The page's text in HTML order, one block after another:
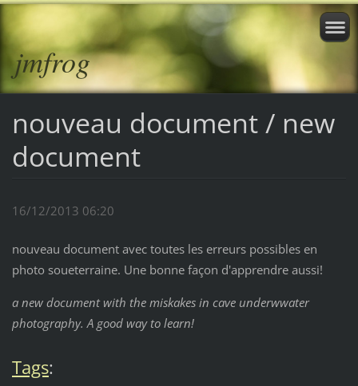
jmfrog
nouveau document / new
document
16/12/2013 06:20
nouveau document avec toutes les erreurs possibles en
photo soueterraine. Une bonne façon d'apprendre aussi!
a new document with the miskakes in cave underwwater
photography. A good way to learn!
Tags: